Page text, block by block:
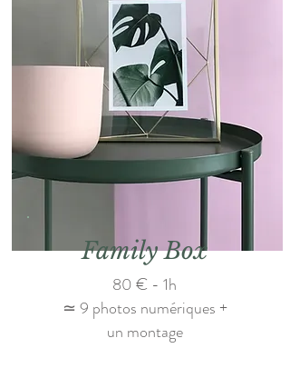
Family Box
80 € - 1h
≃ 9 photos numériques +
un montage